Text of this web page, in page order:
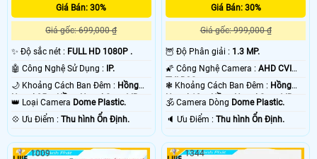
Giá Bán: 30%
Giá gốc: 699,000 ₫
✨ Độ sắc nét : FULL HD 1080P .
🤖️ Công Nghệ Sử Dụng :
IP.
🌙 Khoảng Cách Ban Đêm : Hồng
Ngoại 25m Hồng Ngoại Smart IR.
👑 Loại Camera Dome Plastic.
️💠 Ưu Điểm : Thu hình Ổn Định.
Giá Bán: 30%
Giá gốc: 999,000 ₫
🦉 Độ Phân giải : 1.3 MP.
🌠 Công Nghệ Camera :AHD CVI
TVI BCS.
❃ Khoảng Cách Ban Đêm : Hồng
Ngoại 10m Hồng Ngoại Smart IR.
🕉️ Camera Dòng Dome Plastic.
️🔈 Ưu Điểm :Thu hình Ổn Định.
1009 1344